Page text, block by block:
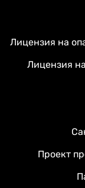
Лицензия на
Лицензия
Проект